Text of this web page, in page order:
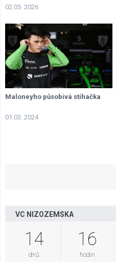
02.05. 2026
Maloneyho působivá stíhačka
01.03. 2024
VC NIZOZEMSKA
14
dnů
16
hodin